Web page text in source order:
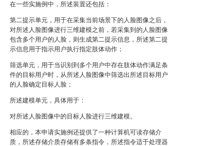
在一些实施例中，所述装置还包括：
第二提示单元，用于在采集当前场景下的人脸图像之后，
对所述人脸图像进行三维建模之前，若采集到的人脸图像
包含多个用户的人脸，则生成第二提示信息，所述第二提
示信息用于指示用户执行指定肢体动作；
筛选单元，用于当识别到多个用户中存在肢体动作满足条
件的目标用户时，从所述人脸图像中筛选出所述目标用户
的人脸确定目标人脸；
所述建模单元，具体用于：
对所述人脸图像中的目标人脸进行三维建模。
相应的，本申请实施例还提供了一种计算机可读存储介
质，所述存储介质存储有多条指令，所述指令适于处理器